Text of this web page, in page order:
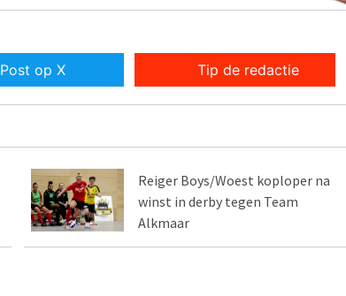
Post op X Tip de redactie
Reiger Boys/Woest koploper na
winst in derby tegen Team
Alkmaar